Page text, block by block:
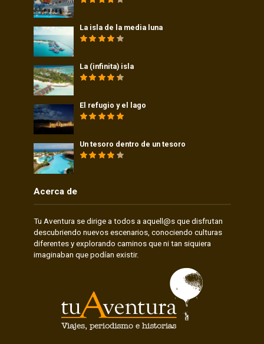
La isla de la media luna
La (infinita) isla
El refugio y el lago
Un tesoro dentro de un tesoro
Acerca de
Tu Aventura se dirige a todos a aquell@s que disfrutan
descubriendo nuevos escenarios, conociendo culturas
diferentes y explorando caminos que ni tan siquiera
imaginaban que podían existir.